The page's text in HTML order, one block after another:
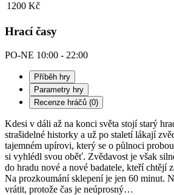
1200 Kč
Hrací časy
PO-NE 10:00 - 22:00
Příběh hry
Parametry hry
Recenze hráčů (0)
Kdesi v dáli až na konci světa stojí starý
strašidelné historky a už po staletí lákají
tajemném upírovi, který se o půlnoci
si vyhlédl svou oběť. Zvědavost je však
do hradu nové a nové badatele, kteří chtějí
Na prozkoumání sklepení je jen 60 minut.
vrátit, protože čas je neúprosný…